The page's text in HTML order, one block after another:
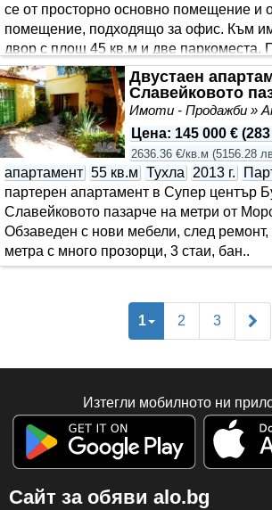
се от просторно основно помещение и
помещение, подходящо за офис. Към
двор с площ 45 кв.м и две паркоместа.
Двустаен
Славейковото
Имоти - Продажби »
Цена: 145 000 € (
2636.36 €/кв.м (5156.28
апартамент 55 кв.м Тухла 2013 г.
партерен апартамент в Супер център
Славейковото пазарче на метри от
Обзаведен с нови мебели, след ремонт,
метра с много прозорци, 3 стаи, бан..
1 2 3
Изтегли мобилното ни
Сайт за обяви alo.bg